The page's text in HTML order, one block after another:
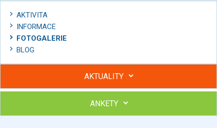
AKTIVITA
INFORMACE
FOTOGALERIE
BLOG
AKTUALITY
Hubněte s podporou lektorky a skupiny v kurzech STOBu
Chcete poradit s hubnutím? Najděte si odborníka STOBu ve
ANKETY